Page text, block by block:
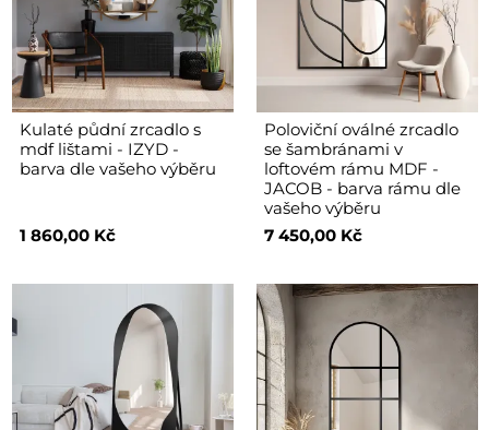
Kulaté půdní zrcadlo s
mdf lištami - IZYD -
barva dle vašeho výběru
1 860,00 Kč
Poloviční oválné zrcadlo
se šambránami v
loftovém rámu MDF -
JACOB - barva rámu dle
vašeho výběru
7 450,00 Kč